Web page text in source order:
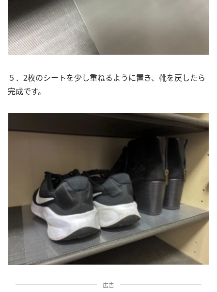
５．2枚のシートを少し重ねるように置き、靴を戻したら
完成です。
広告